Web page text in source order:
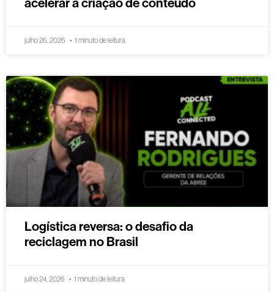
acelerar a criação de conteúdo
julho 26, 2026 1 minuto de leitura
Logística reversa: o desafio da
reciclagem no Brasil
julho 24, 2026 1 minuto de leitura